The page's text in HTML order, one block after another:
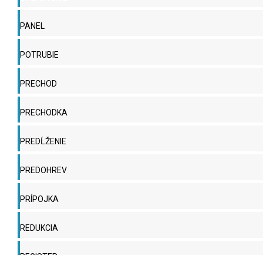
PANEL
POTRUBIE
PRECHOD
PRECHODKA
PREDĹŽENIE
PREDOHREV
PRÍPOJKA
REDUKCIA